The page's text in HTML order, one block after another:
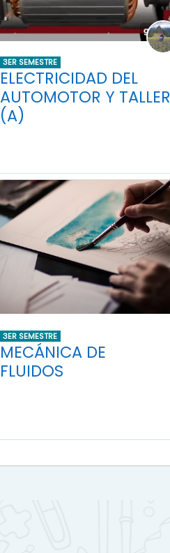
3ER SEMESTRE
ELECTRICIDAD DEL
AUTOMOTOR Y TALLER
(A)
3ER SEMESTRE
MECÁNICA DE
FLUIDOS